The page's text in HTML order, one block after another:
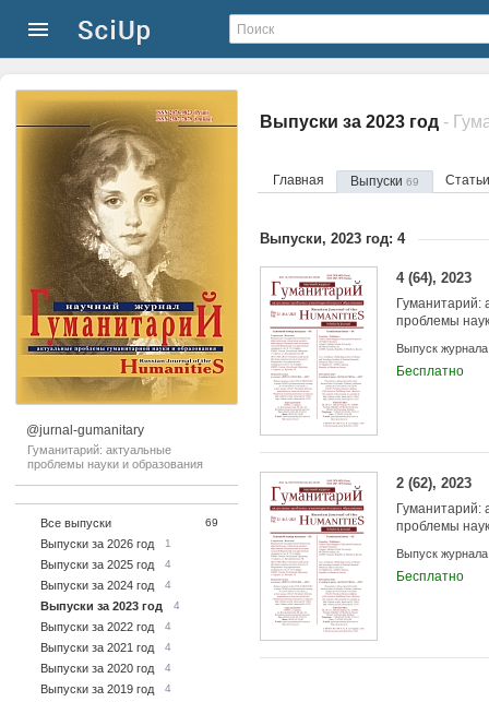
@jurnal-gumanitary
Гуманитарий: актуальные
проблемы науки и образования
Все выпуски 69
Выпуски за 2026 год 1
Выпуски за 2025 год 4
Выпуски за 2024 год 4
Выпуски за 2023 год 4
Выпуски за 2022 год 4
Выпуски за 2021 год 4
Выпуски за 2020 год 4
Выпуски за 2019 год 4
Выпуски за 2023 год
Главная Выпуски 69
Выпуски, 2023 год: 4
4 (64), 2023
Гуманитарий:
проблемы
Выпуск журнала
Бесплатно
2 (62), 2023
Гуманитарий:
проблемы
Выпуск журнала
Бесплатно